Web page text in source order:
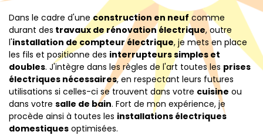
Dans le cadre d'uneconstruction en neuf comme
durant des travaux de rénovation électrique, outre
l'installation de compteur électrique, je mets en place
les fils et positionne des interrupteurs simples et
doubles. J'intègre dans les règles de l'art toutes les prises
électriques nécessaires, en respectant leurs futures
utilisations si celles-ci se trouvent dans votre cuisine ou
dans votre salle de bain. Fort de mon expérience, je
procède ainsi à toutes les installations électriques
domestiques optimisées.